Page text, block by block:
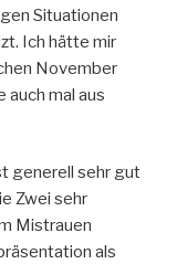
Situationen
Ich hätte mir
November
auch mal aus
generell sehr gut
Zwei sehr
Mistrauen
als